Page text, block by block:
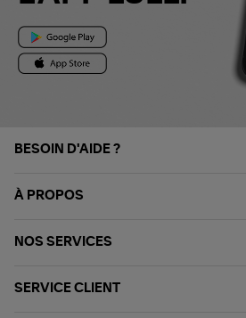
BESOIN D'AIDE ?
À PROPOS
NOS SERVICES
SERVICE CLIENT